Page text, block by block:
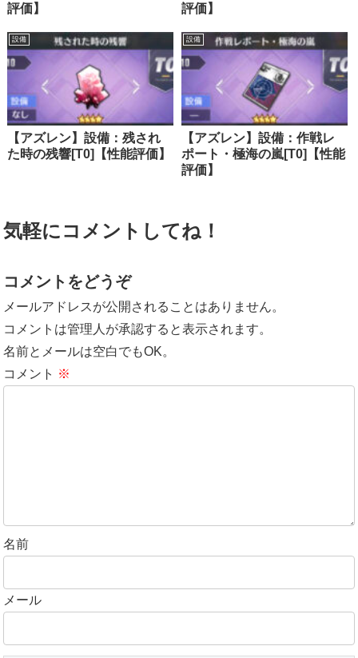
評価】
評価】
設備
【アズレン】設備：残され
た時の残響[T0]【性能評価】
設備
【アズレン】設備：作戦レ
ポート・極海の嵐[T0]【性能
評価】
気軽にコメントしてね！
コメントをどうぞ
メールアドレスが公開されることはありません。
コメントは管理人が承認すると表示されます。
名前とメールは空白でもOK。
コメント ※
名前
メール